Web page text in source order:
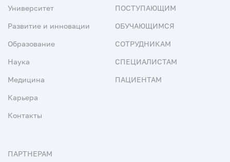
Университет
Развитие и инновации
Образование
Наука
Медицина
Карьера
Контакты
ПОСТУПАЮЩИМ
ОБУЧАЮЩИМСЯ
СОТРУДНИКАМ
СПЕЦИАЛИСТАМ
ПАЦИЕНТАМ
ПАРТНЕРАМ